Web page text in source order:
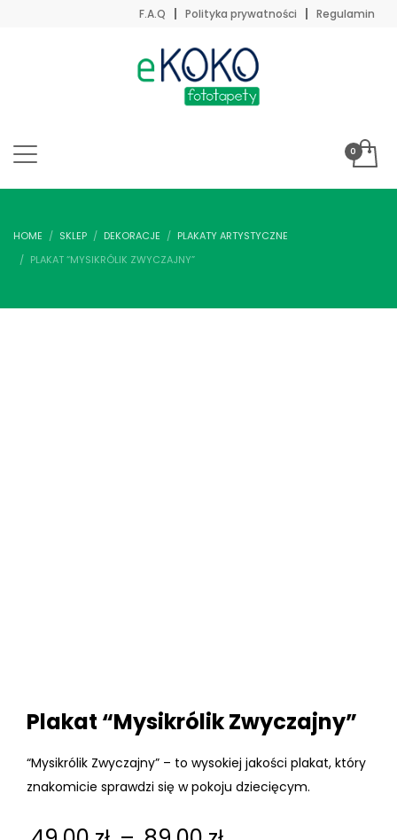
F.A.Q Polityka prywatności Regulamin
HOME SKLEP DEKORACJE
PLAKATY ARTYSTYCZNE
PLAKAT “MYSIKRÓLIK ZWYCZAJNY”
Plakat “Mysikrólik Zwyczajny”
“Mysikrólik Zwyczajny” – to wysokiej jakości plakat, który
znakomicie sprawdzi się w pokoju dziecięcym.